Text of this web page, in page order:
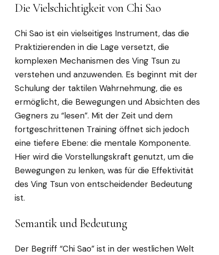
Die Vielschichtigkeit von Chi Sao
Chi Sao ist ein vielseitiges Instrument, das die
Praktizierenden in die Lage versetzt, die
komplexen Mechanismen des Ving Tsun zu
verstehen und anzuwenden. Es beginnt mit der
Schulung der taktilen Wahrnehmung, die es
ermöglicht, die Bewegungen und Absichten des
Gegners zu “lesen”. Mit der Zeit und dem
fortgeschrittenen Training öffnet sich jedoch
eine tiefere Ebene: die mentale Komponente.
Hier wird die Vorstellungskraft genutzt, um die
Bewegungen zu lenken, was für die Effektivität
des Ving Tsun von entscheidender Bedeutung
ist.
Semantik und Bedeutung
Der Begriff “Chi Sao” ist in der westlichen Welt